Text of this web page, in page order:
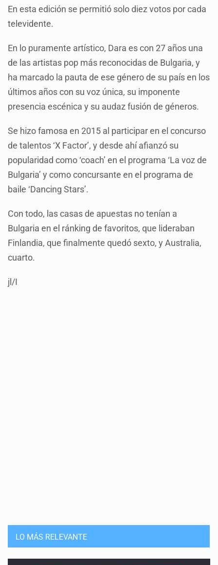
En esta edición se permitió solo diez votos por cada
televidente.
En lo puramente artístico, Dara es con 27 años una
de las artistas pop más reconocidas de Bulgaria, y
ha marcado la pauta de ese género de su país en los
últimos años con su voz única, su imponente
presencia escénica y su audaz fusión de géneros.
Se hizo famosa en 2015 al participar en el concurso
de talentos ‘X Factor’, y desde ahí afianzó su
popularidad como ‘coach’ en el programa ‘La voz de
Bulgaria’ y como concursante en el programa de
baile ‘Dancing Stars’.
Con todo, las casas de apuestas no tenían a
Bulgaria en el ránking de favoritos, que lideraban
Finlandia, que finalmente quedó sexto, y Australia,
cuarto.
jl/I
LO MÁS RELEVANTE